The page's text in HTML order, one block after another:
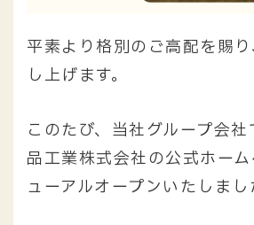
平素より格別のご高配を賜
し上げます。
このたび、当社グループ会
品工業株式会社の公式ホー
ューアルオープンいたしまし